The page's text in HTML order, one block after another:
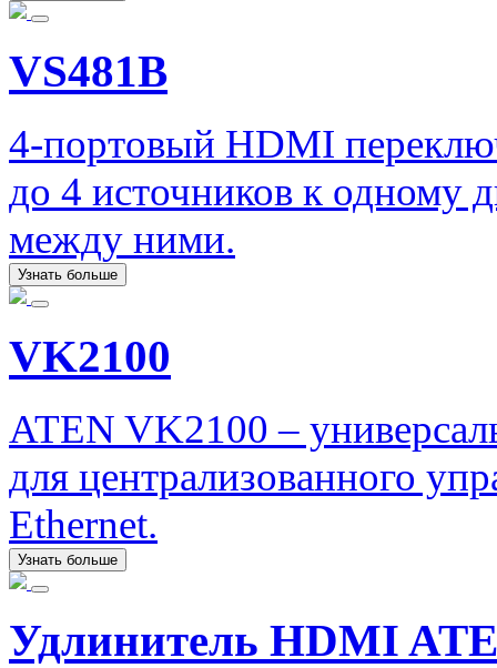
VS481B
4-портовый HDMI
до 4 источников к одному
между ними.
Узнать больше
VK2100
ATEN VK2100 –
для централизованного
Ethernet.
Узнать больше
Удлинитель HDMI